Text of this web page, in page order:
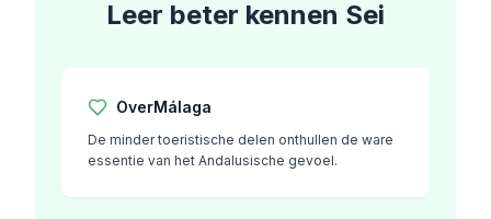
Leer beter kennen Sei
OverMálaga
De minder toeristische delen onthullen de ware
essentie van het Andalusische gevoel.